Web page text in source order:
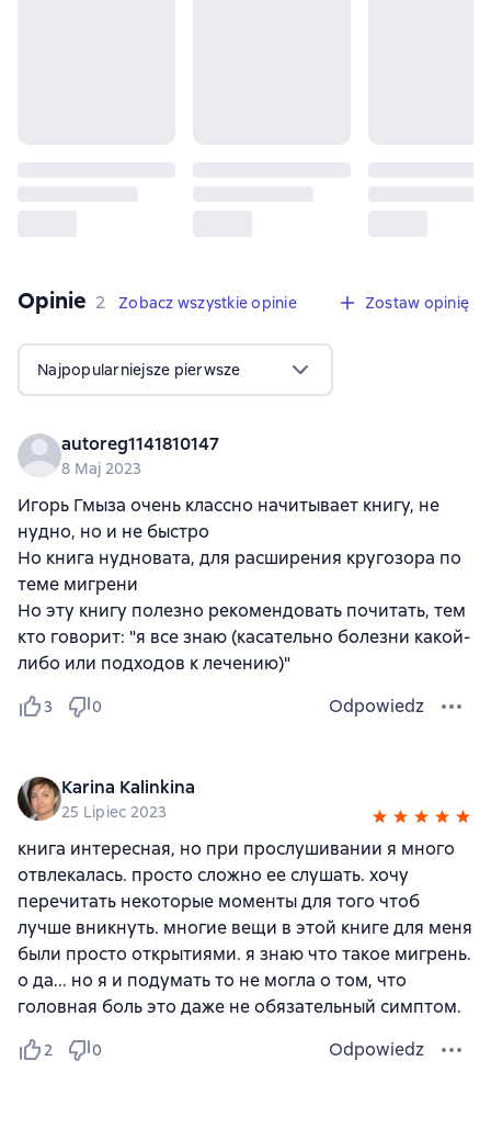
Opinie 2 opinie
2 Zobacz wszystkie opinie Zostaw opinię
Najpopularniejsze pierwsze
autoreg1141810147
8 Maj 2023
Игорь Гмыза очень классно начитывает книгу, не
нудно, но и не быстро
Но книга нудновата, для расширения кругозора по
теме мигрени
Но эту книгу полезно рекомендовать почитать, тем
кто говорит: "я все знаю (касательно болезни какой-
либо или подходов к лечению)"
3 0 Odpowiedz
Karina Kalinkina
25 Lipiec 2023
книга интересная, но при прослушивании я много
отвлекалась. просто сложно ее слушать. хочу
перечитать некоторые моменты для того чтоб
лучше вникнуть. многие вещи в этой книге для меня
были просто открытиями. я знаю что такое мигрень.
о да... но я и подумать то не могла о том, что
головная боль это даже не обязательный симптом.
2 0 Odpowiedz